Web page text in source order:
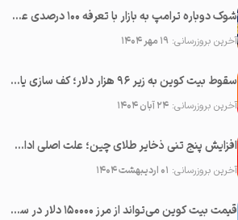
شوک دوباره ترامپ به بازار با تعرفه ۱۰۰ درصدی علیه چین؛‌ سقوط همه رمزارزها
آخرین بروزرسانی:۱۹ مهر ۱۴۰۴
سقوط بیت کوین به زیر ۹۶ هزار دلار؛ کف سازی یا پایان بولران؟
آخرین بروزرسانی:۲۴ آبان ۱۴۰۴
افزایش پنج تنی ذخایر طلای چین؛ علت اصلی ادامه رشد قیمت طلا
آخرین بروزرسانی: ۰۱ اردیبهشت ۱۴۰۴
قیمت بیت کوین می‌تواند از مرز ۱۵۰۰۰۰ دلار در سال ۲۰۲۳ عبور کند